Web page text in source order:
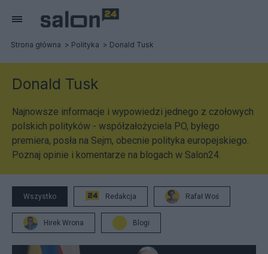
Strona główna Polityka Donald Tusk
Donald Tusk
Najnowsze informacje i wypowiedzi jednego z czołowych
polskich polityków - współzałożyciela PO, byłego
premiera, posła na Sejm, obecnie polityka europejskiego.
Poznaj opinie i komentarze na blogach w Salon24.
Wszystko Redakcja Rafał Woś
Hirek Wrona Blogi